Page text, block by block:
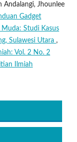
Andalangi, Jhounlee
Gadget
Muda: Studi Kasus
Sulawesi Utara ,
Vol. 2 No. 2
Ilmiah